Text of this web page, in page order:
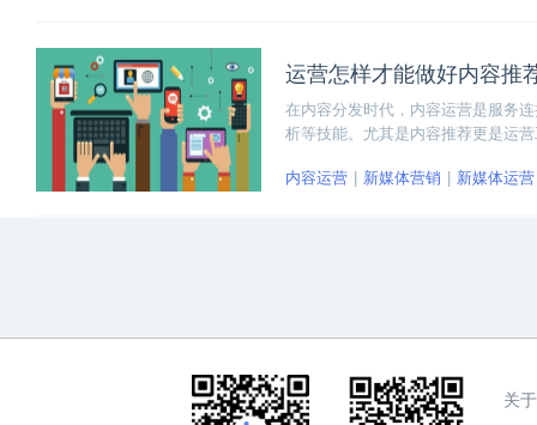
运营怎样才能做好内容推
在内容分发时代，内容运营是服务
析等技能。尤其是内容推荐更是运
内容运营
新媒体营销 新媒体运营
关